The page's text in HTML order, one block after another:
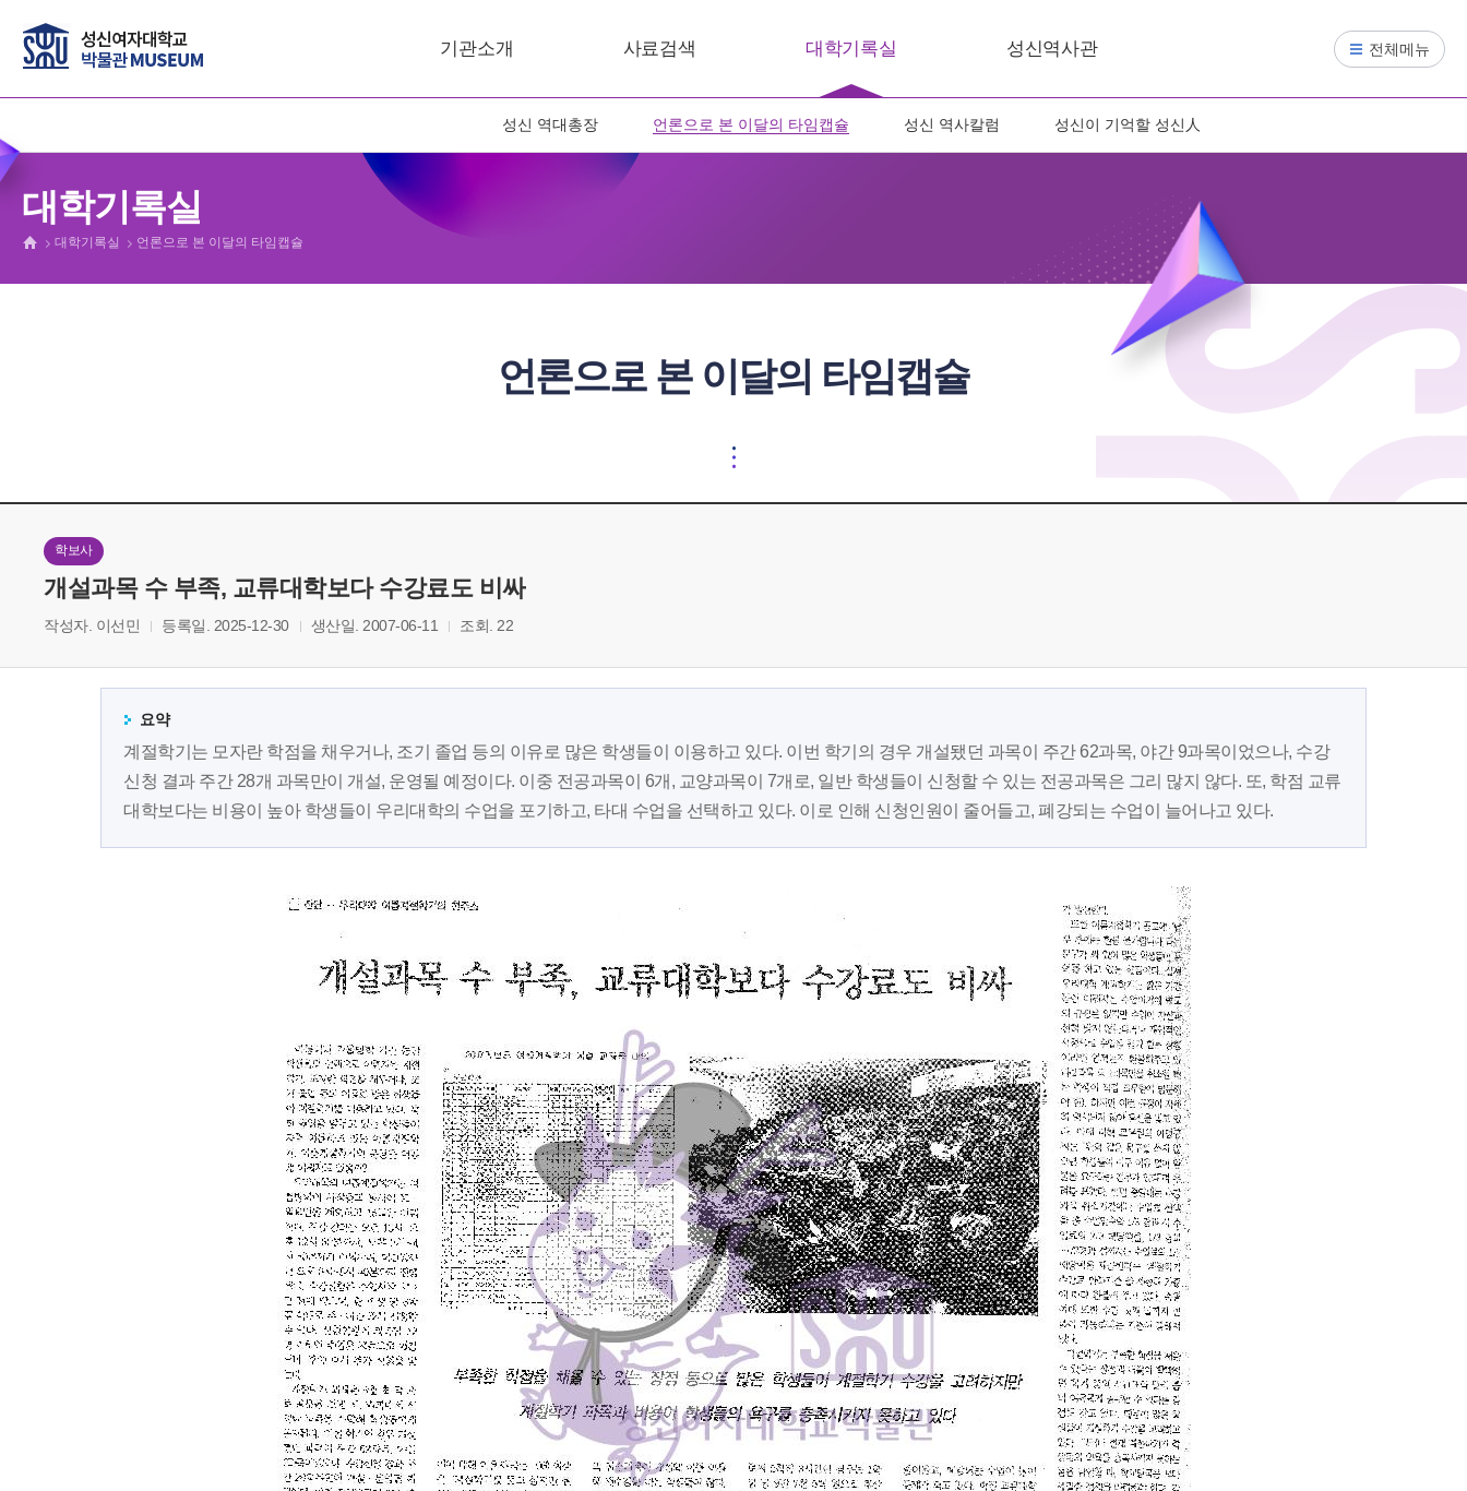
기관소개 사료검색 대학기록실
성신 역대총장 언론으로 본 이달의 타임캡슐 성신 역사칼럼 성신이 기억할 성신人
성신역사관 전체메뉴
대학기록실
대학기록실 언론으로 본 이달의 타임캡슐
언론으로 본 이달의 타임캡슐
학보사
개설과목 수 부족, 교류대학보다 수강료도 비싸
작성자. 이선민 등록일. 2025-12-30 생산일. 2007-06-11 조회. 22
요약
계절학기는 모자란 학점을 채우거나, 조기 졸업 등의 이유로 많은 학생들이 이용하고 있다. 이번 학기의 경우 개설됐던 과목이 주간 62과목, 야간 9과목이었으나, 수강
신청 결과 주간 28개 과목만이 개설, 운영될 예정이다. 이중 전공과목이 6개, 교양과목이 7개로, 일반 학생들이 신청할 수 있는 전공과목은 그리 많지 않다. 또, 학점 교류
대학보다는 비용이 높아 학생들이 우리대학의 수업을 포기하고, 타대 수업을 선택하고 있다. 이로 인해 신청인원이 줄어들고, 폐강되는 수업이 늘어나고 있다.